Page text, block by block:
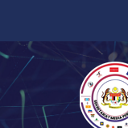
content